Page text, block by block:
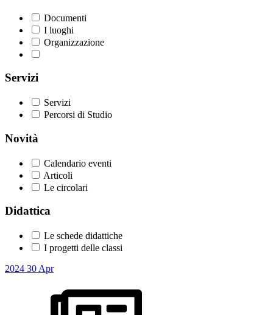
Documenti
I luoghi
Organizzazione
Servizi
Servizi
Percorsi di Studio
Novità
Calendario eventi
Articoli
Le circolari
Didattica
Le schede didattiche
I progetti delle classi
2024 30 Apr